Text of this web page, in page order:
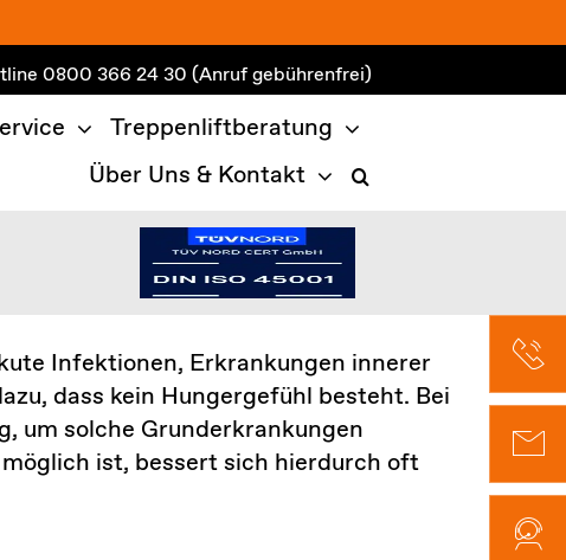
0800 366 24 30 (Anruf gebührenfrei)
Treppenliftberatung
Über Uns & Kontakt
Infektionen, Erkrankungen innerer
dass kein Hungergefühl besteht. Bei
um solche Grunderkrankungen
ist, bessert sich hierdurch oft